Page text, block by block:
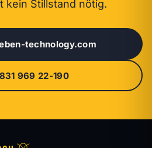
kein Stillstand nötig.
technology.com
969 22-190